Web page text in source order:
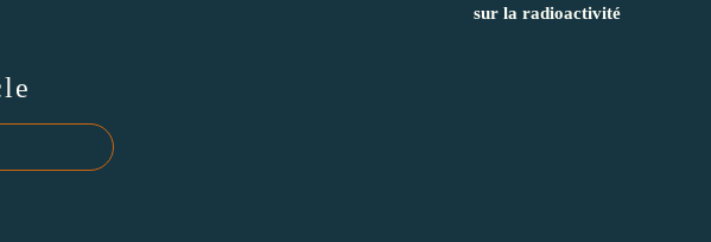
sur la radioactivité